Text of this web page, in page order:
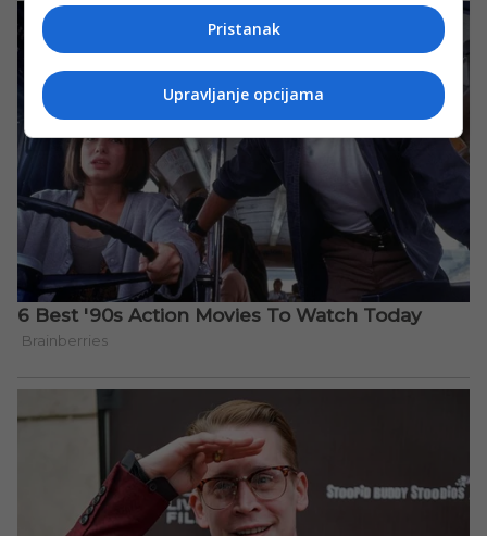
Pristanak
Upravljanje opcijama